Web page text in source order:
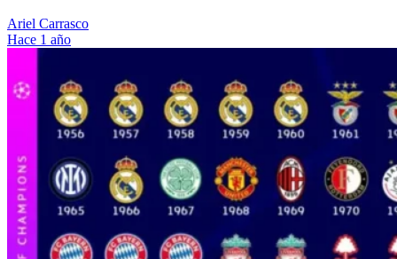
Ariel Carrasco
Hace 1 año